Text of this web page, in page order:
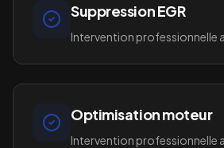
Suppression EGR
Intervention professionnelle
Optimisation moteur
Intervention professionnelle